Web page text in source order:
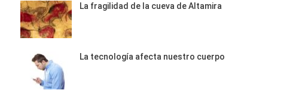
La fragilidad de la cueva de Altamira
La tecnología afecta nuestro cuerpo